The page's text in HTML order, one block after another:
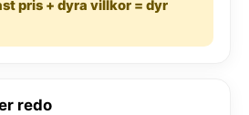
pris + dyra villkor = dyr
redo